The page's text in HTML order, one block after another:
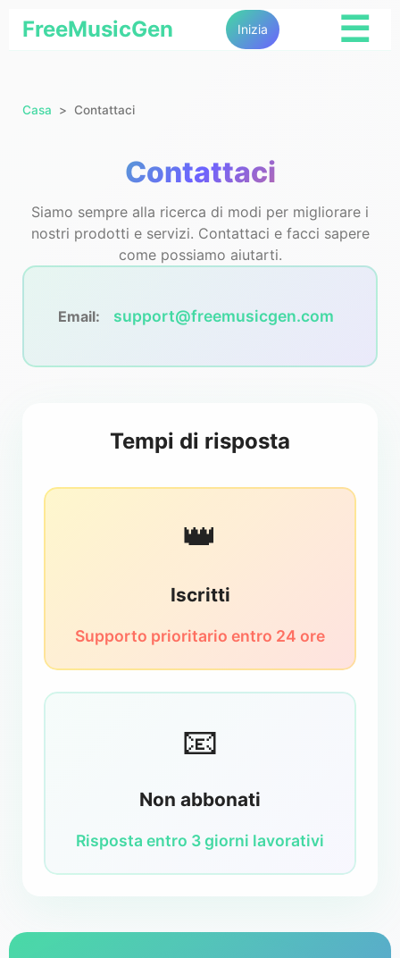
FreeMusicGen Inizia ☰
Casa Contattaci
Contattaci
Siamo sempre alla ricerca di modi per migliorare i
nostri prodotti e servizi. Contattaci e facci sapere
come possiamo aiutarti.
Email: support@freemusicgen.com
Tempi di risposta
👑
Iscritti
Supporto prioritario entro 24 ore
📧
Non abbonati
Risposta entro 3 giorni lavorativi